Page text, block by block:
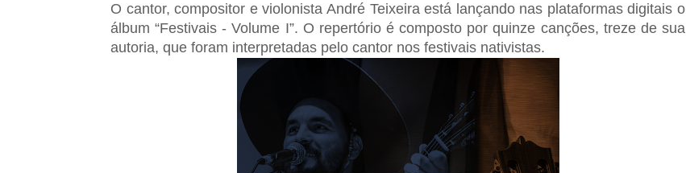
O cantor, compositor e violonista André Teixeira está lançando nas plataformas digitais o
álbum “Festivais - Volume I”. O repertório é composto por quinze canções, treze de sua
autoria, que foram interpretadas pelo cantor nos festivais nativistas.